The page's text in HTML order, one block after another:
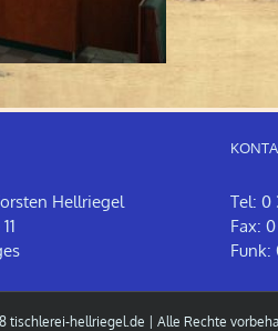
Hellriegel
Tel: 0
Fax:
Funk:
tischlerei-hellriegel.de | Alle Rechte